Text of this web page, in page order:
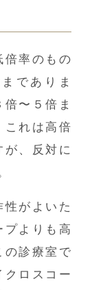
倍率のもの
でありま
〜５倍ま
これは高倍
が、反対に
がよいた
プよりも高
の診療室で
クロスコー